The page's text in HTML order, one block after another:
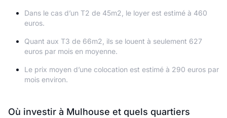
Dans le cas d’un T2 de 45m2, le loyer est estimé à 460
euros.
Quant aux T3 de 66m2, ils se louent à seulement 627
euros par mois en moyenne.
Le prix moyen d’une colocation est estimé à 290 euros par
mois environ.
Où investir à Mulhouse et quels quartiers